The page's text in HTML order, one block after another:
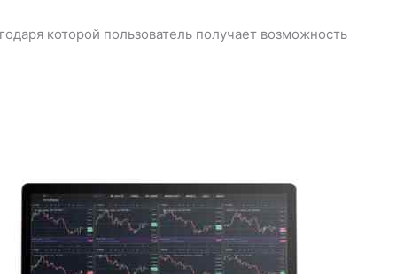
которой пользователь получает возможность